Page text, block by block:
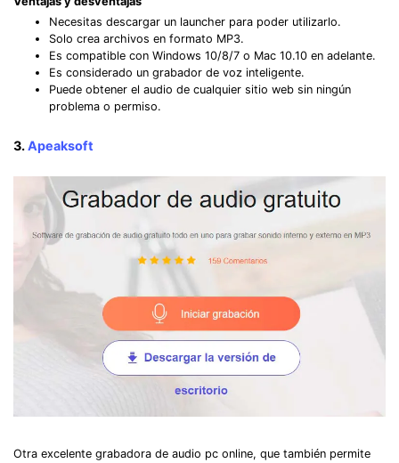
Necesitas descargar un launcher para poder utilizarlo.
Solo crea archivos en formato MP3.
Es compatible con Windows 10/8/7 o Mac 10.10 en adelante.
Es considerado un grabador de voz inteligente.
Puede obtener el audio de cualquier sitio web sin ningún
problema o permiso.
3.Apeaksoft
Otra excelente grabadora de audio pc online, que también permite